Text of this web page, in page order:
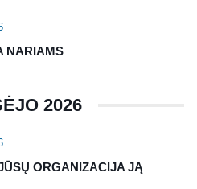
NARIAMS
2026
ORGANIZACIJA JĄ
124111729